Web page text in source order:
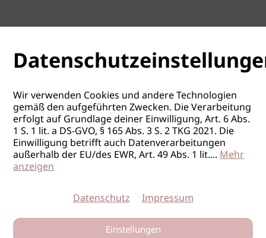
Wir verwenden Cookies und andere Technologien
gemäß den aufgeführten Zwecken. Die Verarbeitung
erfolgt auf Grundlage deiner Einwilligung, Art. 6 Abs.
1 S. 1 lit. a DS-GVO, § 165 Abs. 3 S. 2 TKG 2021. Die
Einwilligung betrifft auch Datenverarbeitungen
außerhalb der EU/des EWR, Art. 49 Abs. 1 lit....Mehr
anzeigen
Datenschutz Impressum
Einstellungen